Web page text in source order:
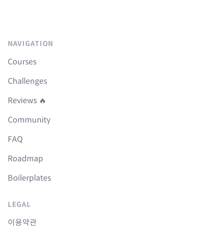
NAVIGATION
Courses
Challenges
Reviews 🔥
Community
FAQ
Roadmap
Boilerplates
LEGAL
이용약관